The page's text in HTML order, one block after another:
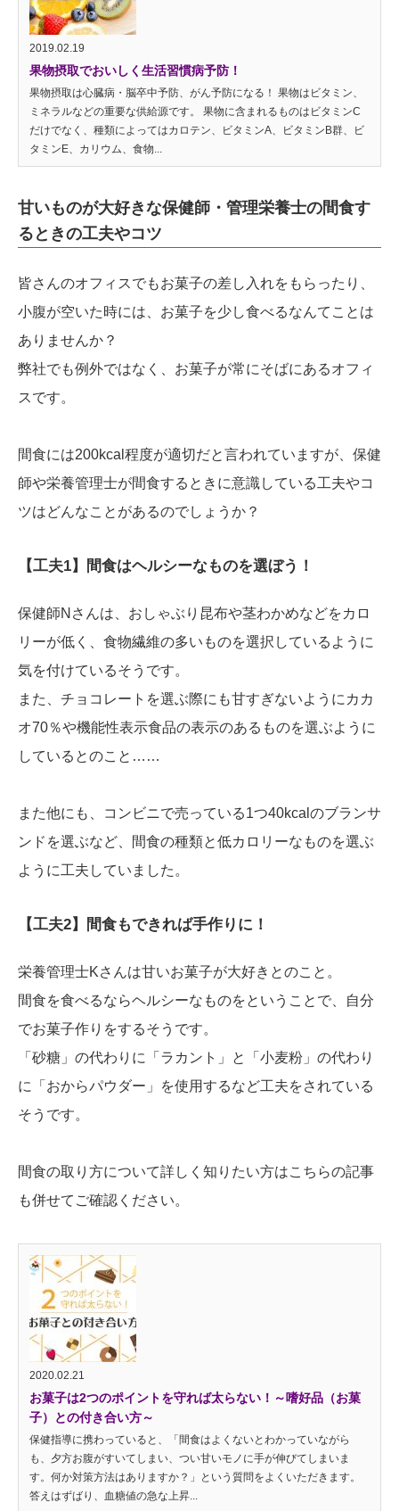
2019.02.19
果物摂取でおいしく生活習慣病予防！
果物摂取は心臓病・脳卒中予防、がん予防になる！ 果物はビタミン、
ミネラルなどの重要な供給源です。 果物に含まれるものはビタミンC
だけでなく、種類によってはカロテン、ビタミンA、ビタミンB群、ビ
タミンE、カリウム、食物...
甘いものが大好きな保健師・管理栄養士の間食す
るときの工夫やコツ
皆さんのオフィスでもお菓子の差し入れをもらったり、
小腹が空いた時には、お菓子を少し食べるなんてことは
ありませんか？
弊社でも例外ではなく、お菓子が常にそばにあるオフィ
スです。
間食には200kcal程度が適切だと言われていますが、保健
師や栄養管理士が間食するときに意識している工夫やコ
ツはどんなことがあるのでしょうか？
【工夫1】間食はヘルシーなものを選ぼう！
保健師Nさんは、おしゃぶり昆布や茎わかめなどをカロ
リーが低く、食物繊維の多いものを選択しているように
気を付けているそうです。
また、チョコレートを選ぶ際にも甘すぎないようにカカ
オ70％や機能性表示食品の表示のあるものを選ぶように
しているとのこと……
また他にも、コンビニで売っている1つ40kcalのブランサ
ンドを選ぶなど、間食の種類と低カロリーなものを選ぶ
ように工夫していました。
【工夫2】間食もできれば手作りに！
栄養管理士Kさんは甘いお菓子が大好きとのこと。
間食を食べるならヘルシーなものをということで、自分
でお菓子作りをするそうです。
「砂糖」の代わりに「ラカント」と「小麦粉」の代わり
に「おからパウダー」を使用するなど工夫をされている
そうです。
間食の取り方について詳しく知りたい方はこちらの記事
も併せてご確認ください。
2020.02.21
お菓子は2つのポイントを守れば太らない！～嗜好品（お菓
子）との付き合い方～
保健指導に携わっていると、「間食はよくないとわかっていながら
も、夕方お腹がすいてしまい、つい甘いモノに手が伸びてしまいま
す。何か対策方法はありますか？」という質問をよくいただきます。
答えはずばり、血糖値の急な上昇...